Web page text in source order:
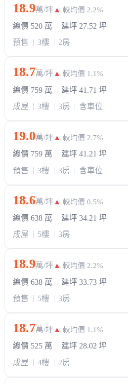
18.9萬/坪▲ 較均價 2.2%
總價 520 萬
建坪 27.52 坪
預售
3樓 2房
18.7萬/坪▲ 較均價 1.1%
總價 759 萬
建坪 41.71 坪
成屋
3樓 3房 含車位
19.0萬/坪▲ 較均價 2.7%
總價 759 萬
建坪 41.21 坪
預售
3樓 3房 含車位
18.6萬/坪▲ 較均價 0.5%
總價 638 萬
建坪 34.21 坪
成屋
5樓 3房
18.9萬/坪▲ 較均價 2.2%
總價 638 萬
建坪 33.73 坪
預售
5樓 3房
18.7萬/坪▲ 較均價 1.1%
總價 525 萬
建坪 28.02 坪
成屋
4樓 2房